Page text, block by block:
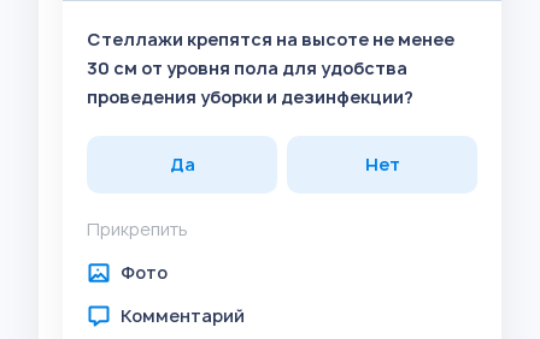
Стеллажи крепятся на высоте не менее
30 см от уровня пола для удобства
проведения уборки и дезинфекции?
Да Нет
Прикрепить
Фото
Комментарий